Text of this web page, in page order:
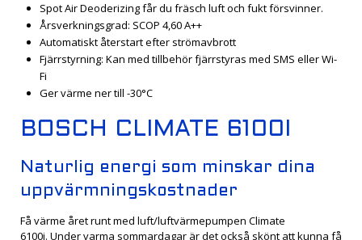
Spot Air Deoderizing får du fräsch luft och fukt försvinner.
Årsverkningsgrad: SCOP 4,60 A++
Automatiskt återstart efter strömavbrott
Fjärrstyrning: Kan med tillbehör fjärrstyras med SMS eller Wi-
Fi
Ger värme ner till -30°C
BOSCH CLIMATE 6100I
Naturlig energi som min­skar dina
upp­värmnings­­kostnader
Få värme året runt med luft/luftvärmepumpen Climate
6100i. Under varma sommardagar är det också skönt att kunna få